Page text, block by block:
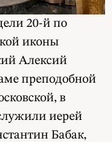
20-й по
иконы
Алексий
преподобной
в
иерей
Бабак,